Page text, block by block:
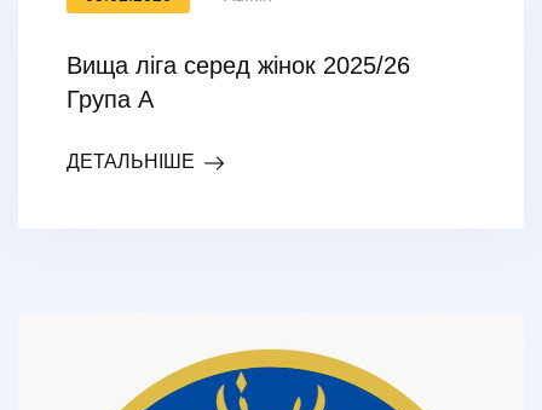
Вища ліга серед жінок 2025/26
Група А
ДЕТАЛЬНІШЕ